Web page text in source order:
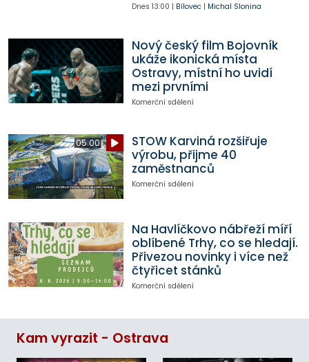
Dnes 13:00 | Bílovec| Michal Slonina
Nový český film Bojovník
ukáže ikonická místa
Ostravy, místní ho uvidí
mezi prvními
Komerční sdělení
05:00
STOW Karviná rozšiřuje
výrobu, přijme 40
zaměstnanců
Komerční sdělení
Na Havlíčkovo nábřeží míří
oblíbené Trhy, co se hledají.
Přivezou novinky i více než
čtyřicet stánků
Komerční sdělení
Kam vyrazit - Ostrava